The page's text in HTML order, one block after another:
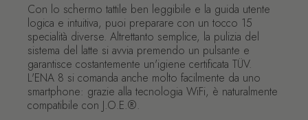
Con lo schermo tattile ben leggibile e la guida utente
logica e intuitiva, puoi preparare con un tocco 15
specialità diverse. Altrettanto semplice, la pulizia del
sistema del latte si avvia premendo un pulsante e
garantisce costantemente un'igiene certificata TÜV.
L'ENA 8 si comanda anche molto facilmente da uno
smartphone: grazie alla tecnologia WiFi, è naturalmente
compatibile con J.O.E.®.